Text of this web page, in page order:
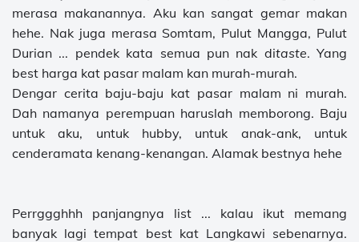
merasa makanannya. Aku kan sangat gemar makan
hehe. Nak juga merasa Somtam, Pulut Mangga, Pulut
Durian ... pendek kata semua pun nak ditaste. Yang
best harga kat pasar malam kan murah-murah.
Dengar cerita baju-baju kat pasar malam ni murah.
Dah namanya perempuan haruslah memborong. Baju
untuk aku, untuk hubby, untuk anak-ank, untuk
cenderamata kenang-kenangan. Alamak bestnya hehe
Perrggghhh panjangnya list ... kalau ikut memang
banyak lagi tempat best kat Langkawi sebenarnya.